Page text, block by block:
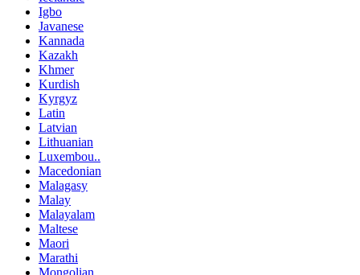
Igbo
Javanese
Kannada
Kazakh
Khmer
Kurdish
Kyrgyz
Latin
Latvian
Lithuanian
Luxembou..
Macedonian
Malagasy
Malay
Malayalam
Maltese
Maori
Marathi